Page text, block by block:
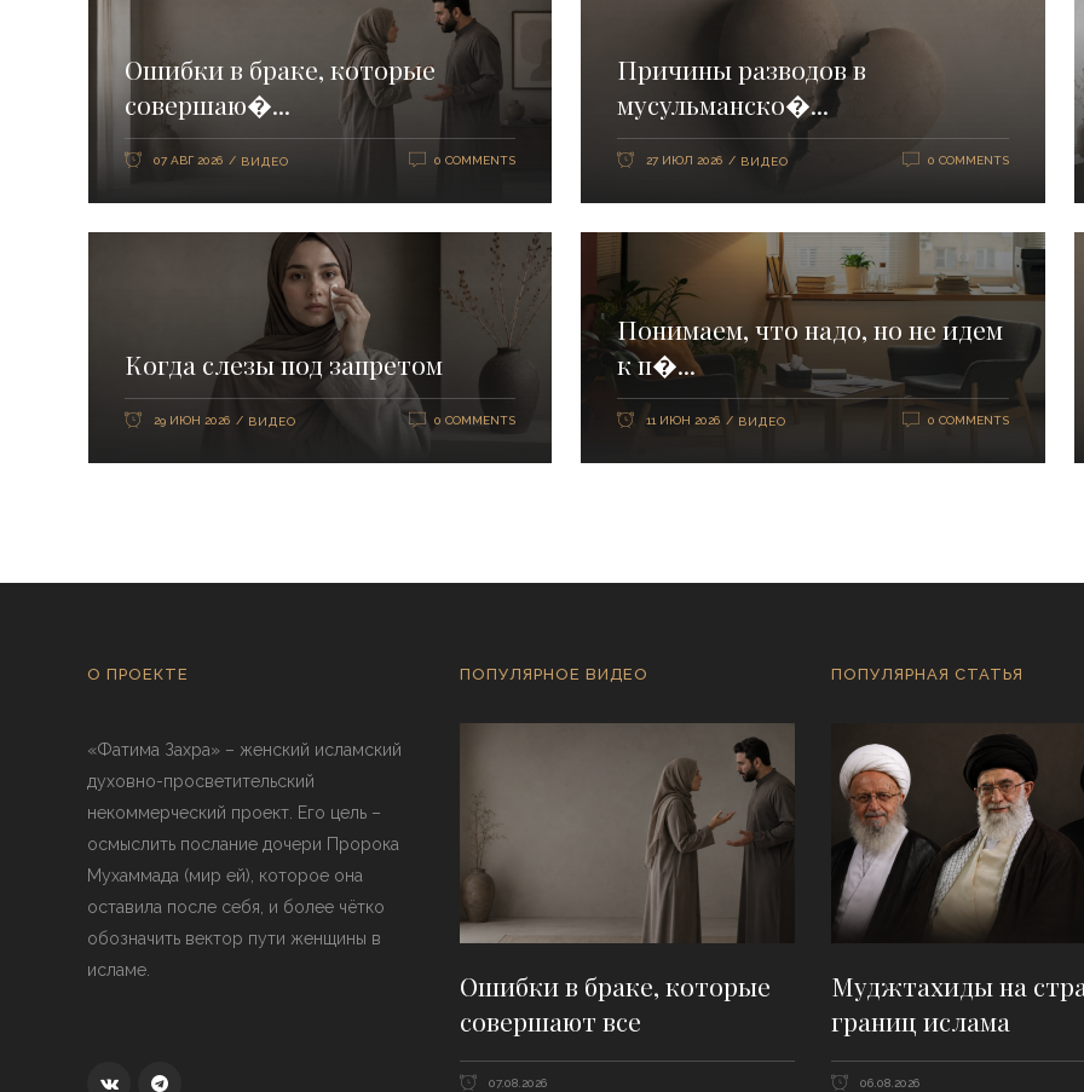
Ошибки в браке, которые
совершаю�...
07 АВГ 2026 ВИДЕО 0 COMMENTS
Причины разводов в
мусульманско�...
27 ИЮЛ 2026 ВИДЕО 0 COMMENTS
Когда слезы под запретом
29 ИЮН 2026 ВИДЕО 0 COMMENTS
Понимаем, что надо, но не идем
к п�...
11 ИЮН 2026 ВИДЕО 0 COMMENTS
О ПРОЕКТЕ
«Фатима Захра» – женский исламский
духовно-просветительский
некоммерческий проект. Его цель –
осмыслить послание дочери Пророка
Мухаммада (мир ей), которое она
оставила после себя, и более чётко
обозначить вектор пути женщины в
исламе.
ПОПУЛЯРНОЕ ВИДЕО
Ошибки в браке, которые
совершают все
07.08.2026
ПОПУЛЯРНАЯ СТАТЬЯ
Муджтахиды на
границ ислама
06.08.2026